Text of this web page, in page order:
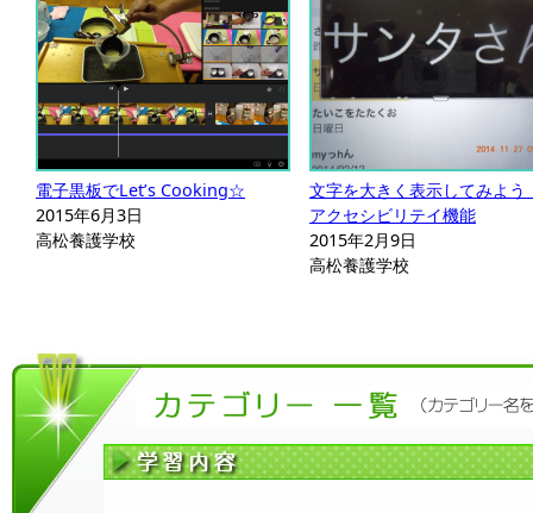
電子黒板でLet’s Cooking☆
2015年6月3日
高松養護学校
文字を大きく表示してみよう
アクセシビリテイ機能
2015年2月9日
高松養護学校